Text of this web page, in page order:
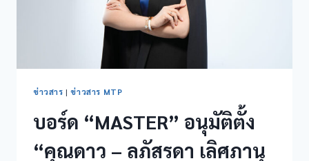
ข่าวสาร |ข่าวสาร MTP
บอร์ด “MASTER” อนุมัติตั้ง
“คุณดาว – ลภัสรดา เลิศภานุ